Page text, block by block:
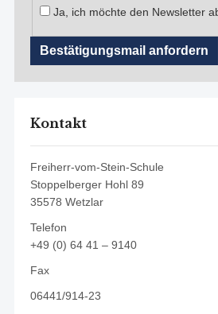
Ja, ich möchte den Newsletter
Kontakt
Freiherr-vom-Stein-Schule
Stoppelberger Hohl 89
35578 Wetzlar
Telefon
+49 (0) 64 41 – 9140
Fax
06441/914-23